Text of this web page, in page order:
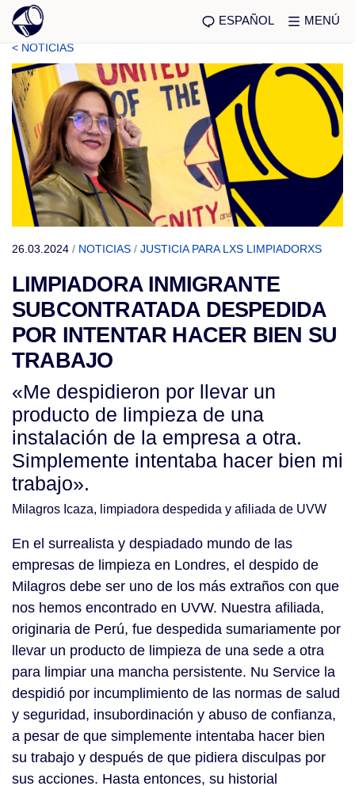
ESPAÑOL MENÚ
< NOTICIAS
26.03.2024 / NOTICIAS / JUSTICIA PARA LXS LIMPIADORXS
LIMPIADORA INMIGRANTE
SUBCONTRATADA DESPEDIDA
POR INTENTAR HACER BIEN SU
TRABAJO
«Me despidieron por llevar un
producto de limpieza de una
instalación de la empresa a otra.
Simplemente intentaba hacer bien mi
trabajo».
Milagros Icaza, limpiadora despedida y afiliada de UVW
En el surrealista y despiadado mundo de las
empresas de limpieza en Londres, el despido de
Milagros debe ser uno de los más extraños con que
nos hemos encontrado en UVW. Nuestra afiliada,
originaria de Perú, fue despedida sumariamente por
llevar un producto de limpieza de una sede a otra
para limpiar una mancha persistente. Nu Service la
despidió por incumplimiento de las normas de salud
y seguridad, insubordinación y abuso de confianza,
a pesar de que simplemente intentaba hacer bien
su trabajo y después de que pidiera disculpas por
sus acciones. Hasta entonces, su historial